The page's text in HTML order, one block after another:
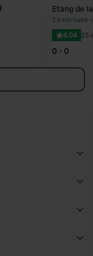
Favoriet
Etang de
7,8 km•Saint-
4.04 23
0 - 0